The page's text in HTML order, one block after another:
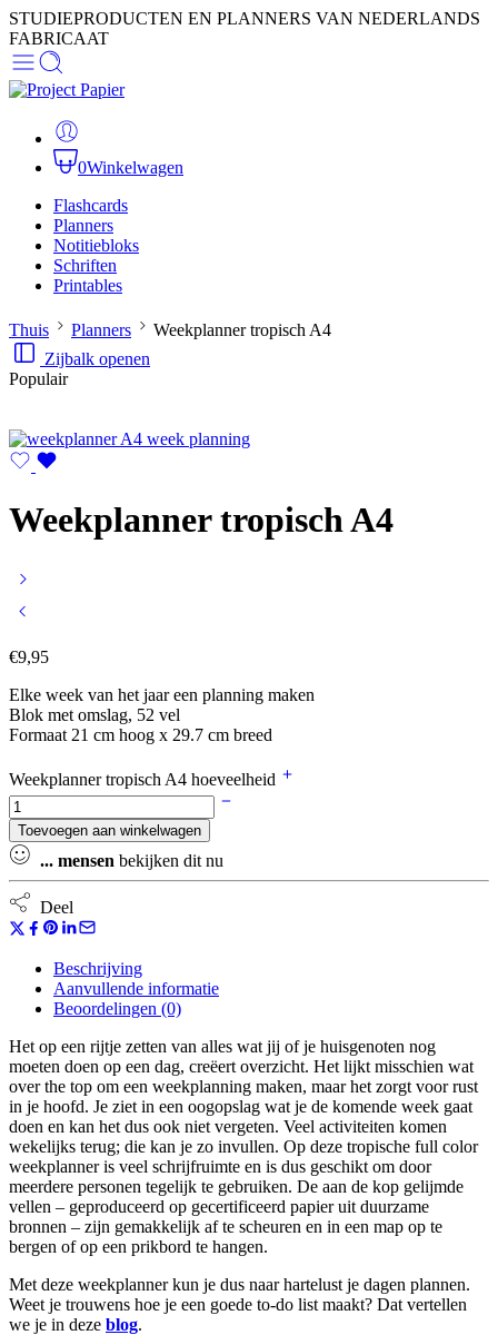
STUDIEPRODUCTEN EN PLANNERS VAN NEDERLANDS
FABRICAAT
0Winkelwagen
Flashcards
Planners
Notitiebloks
Schriften
Printables
Thuis Planners
Weekplanner tropisch A4
Zijbalk openen
Populair
Weekplanner tropisch A4
€9,95
Elke week van het jaar een planning maken
Blok met omslag, 52 vel
Formaat 21 cm hoog x 29.7 cm breed
Weekplanner tropisch A4 hoeveelheid
Toevoegen aan winkelwagen
... mensen bekijken dit nu
Deel
Beschrijving
Aanvullende informatie
Beoordelingen (0)
Het op een rijtje zetten van alles wat jij of je huisgenoten nog
moeten doen op een dag, creëert overzicht. Het lijkt misschien wat
over the top om een weekplanning maken, maar het zorgt voor rust
in je hoofd. Je ziet in een oogopslag wat je de komende week gaat
doen en kan het dus ook niet vergeten. Veel activiteiten komen
wekelijks terug; die kan je zo invullen. Op deze tropische full color
weekplanner is veel schrijfruimte en is dus geschikt om door
meerdere personen tegelijk te gebruiken. De aan de kop gelijmde
vellen – geproduceerd op gecertificeerd papier uit duurzame
bronnen – zijn gemakkelijk af te scheuren en in een map op te
bergen of op een prikbord te hangen.
Met deze weekplanner kun je dus naar hartelust je dagen plannen.
Weet je trouwens hoe je een goede to-do list maakt? Dat vertellen
we je in deze blog.